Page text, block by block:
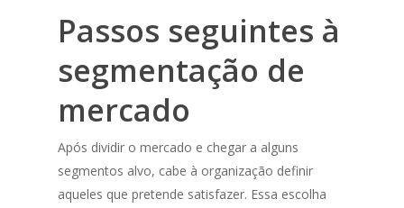
Passos seguintes à
segmentação de
mercado
Após dividir o mercado e chegar a alguns
segmentos alvo, cabe à organização definir
aqueles que pretende satisfazer. Essa escolha